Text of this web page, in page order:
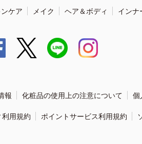
ケア メイク ヘア＆ボディ インナ
報 化粧品の使用上の注意について 個
用規約 ポイントサービス利用規約